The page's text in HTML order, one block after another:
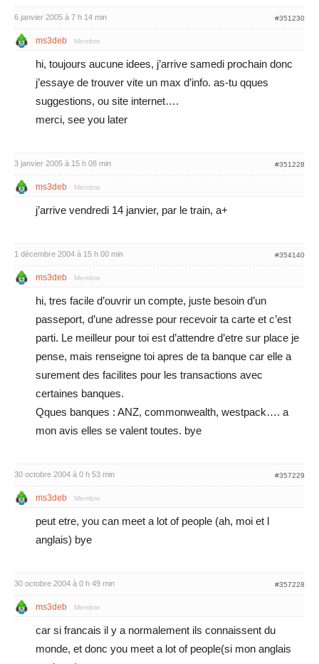
6 janvier 2005 à 7 h 14 min #351230
ms3deb Membre
hi, toujours aucune idees, j’arrive samedi prochain donc
j’essaye de trouver vite un max d’info. as-tu qques
suggestions, ou site internet….
merci, see you later
3 janvier 2005 à 15 h 08 min #351228
ms3deb Membre
j’arrive vendredi 14 janvier, par le train, a+
1 décembre 2004 à 15 h 00 min #354140
ms3deb Membre
hi, tres facile d’ouvrir un compte, juste besoin d’un
passeport, d’une adresse pour recevoir ta carte et c’est
parti. Le meilleur pour toi est d’attendre d’etre sur place je
pense, mais renseigne toi apres de ta banque car elle a
surement des facilites pour les transactions avec
certaines banques.
Qques banques : ANZ, commonwealth, westpack…. a
mon avis elles se valent toutes. bye
30 octobre 2004 à 0 h 53 min #357229
ms3deb Membre
peut etre, you can meet a lot of people (ah, moi et l
anglais) bye
30 octobre 2004 à 0 h 49 min #357228
ms3deb Membre
car si francais il y a normalement ils connaissent du
monde, et donc you meet a lot of people(si mon anglais